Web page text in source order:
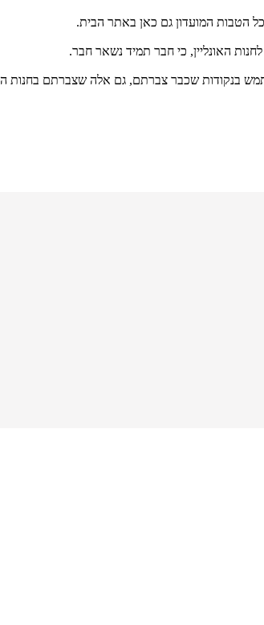
הטבות המועדון גם כאן באתר הבית.
האונליין, כי חבר תמיד נשאר חבר.
בנקודות שכבר צברתם, גם אלה שצברתם בחנות